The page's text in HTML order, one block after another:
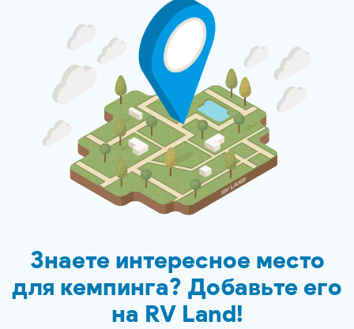
Знаете интересное место
для кемпинга? Добавьте его
на RV Land!